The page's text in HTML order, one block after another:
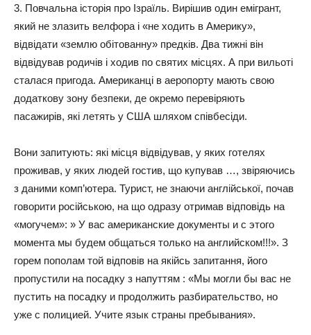
3. Повчальна історія про Ізраїль. Вирішив один емігрант,
який не злазить велфора і «не ходить в Америку»,
відвідати «землю обітованну» предків. Два тижні він
відвідував родичів і ходив по святих місцях. А при вильоті
сталася пригода. Американці в аеропорту мають свою
додаткову зону безпеки, де окремо перевіряють
пасажирів, які летять у США шляхом співбесіди.
Вони запитують: які місця відвідував, у яких готелях
проживав, у яких людей гостив, що купував …, звіряючись
з даними комп’ютера. Турист, не знаючи англійської, почав
говорити російською, на що одразу отримав відповідь на
«могучем»: » У вас американские документы и с этого
момента мы будем общаться только на английском!!!». З
горем пополам той відповів на якійсь запитання, його
пропустили на посадку з напуттям : «Мы могли бы вас не
пустить на посадку и продолжить разбирательство, но
уже с полицией. Учите язык страны пребывания».